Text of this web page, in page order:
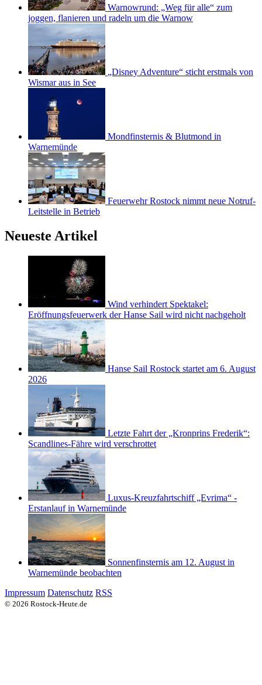
Warnowrund: „Weg für alle“ zum
joggen, flanieren und radeln um die Warnow
„Disney Adventure“ sticht erstmals von
Wismar aus in See
Mondfinsternis & Blutmond in
Warnemünde
Feuerwehr Rostock nimmt neue Notruf-
Leitstelle in Betrieb
Neueste Artikel
Wind verhindert Spektakel:
Eröffnungsfeuerwerk der Hanse Sail wird nicht nachgeholt
Hanse Sail Rostock startet am 6. August
2026
Letzte Fahrt der „Kronprins Frederik“:
Scandlines-Fähre wird verschrottet
Luxus-Kreuzfahrtschiff „Evrima“ -
Erstanlauf in Warnemünde
Sonnenfinsternis am 12. August in
Warnemünde beobachten
Impressum Datenschutz RSS
© 2026 Rostock-Heute.de